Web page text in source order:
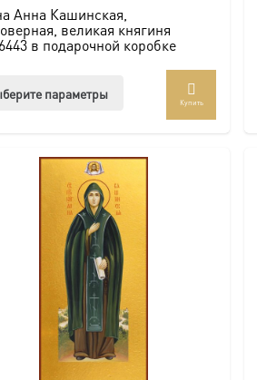
Анна Кашинская,
великая княгиня
в подарочной коробке
параметры
на
странице
товара.
Купить